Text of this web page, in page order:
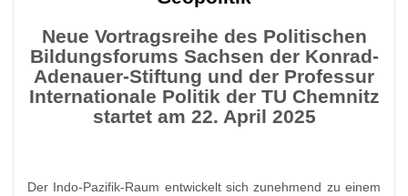
Neue Vortragsreihe des Politischen
Bildungsforums Sachsen der Konrad-
Adenauer-Stiftung und der Professur
Internationale Politik der TU Chemnitz
startet am 22. April 2025
Der Indo-Pazifik-Raum entwickelt sich zunehmend zu einem